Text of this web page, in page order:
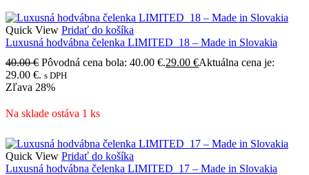
Quick View Pridať do košíka
Luxusná hodvábna čelenka LIMITED_18 – Made in Slovakia
40.00€ Pôvodná cena bola: 40.00 €.29.00 €Aktuálna cena je:
29.00 €. s DPH
Zľava 28%
Na sklade ostáva 1 ks
Quick View Pridať do košíka
Luxusná hodvábna čelenka LIMITED_17 – Made in Slovakia